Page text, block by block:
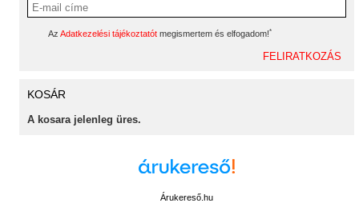
Az Adatkezelési tájékoztatót megismertem és elfogadom!*
KOSÁR
A kosara jelenleg üres.
Árukereső.hu